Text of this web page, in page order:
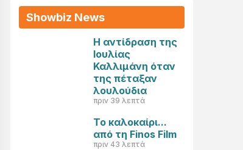
Showbiz News
Η αντίδραση της
Ιουλίας
Καλλιμάνη όταν
της πέταξαν
λουλούδια
πριν 39 λεπτά
Το καλοκαίρι...
από τη Finos Film
πριν 43 λεπτά